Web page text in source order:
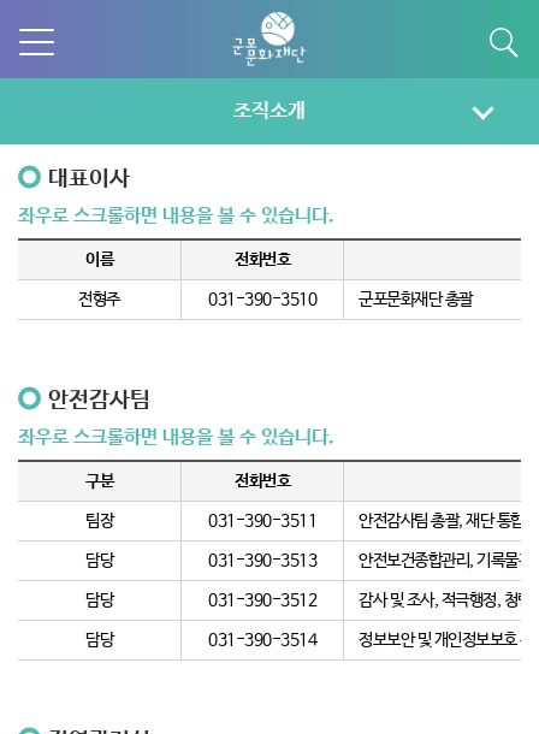
조직소개
대표이사
이름 전화번호
전형주 031-390-3510 군포문화재단 총괄
안전감사팀
구분 전화번호
팀장 031-390-3511 안전감사팀 총괄, 재단 통합
담당 031-390-3513 안전보건종합관리, 기록물관
담당 031-390-3512 감사 및 조사, 적극행정, 청
담당 031-390-3514 정보보안 및 개인정보보호